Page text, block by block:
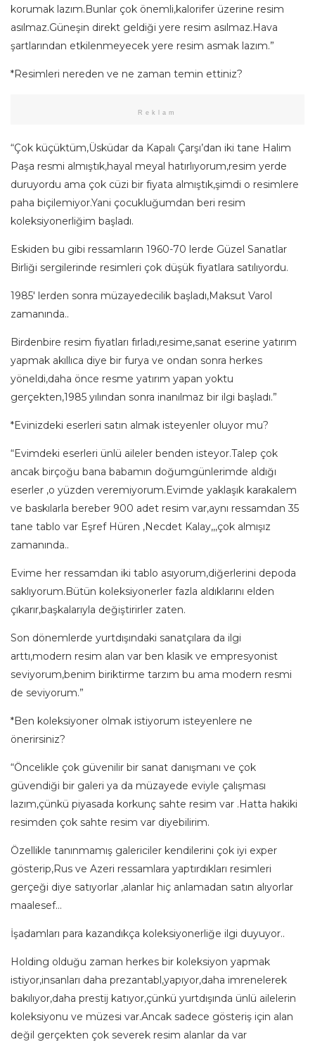
korumak lazım.Bunlar çok önemli,kalorifer üzerine resim
asılmaz.Güneşin direkt geldiği yere resim asılmaz.Hava
şartlarından etkilenmeyecek yere resim asmak lazım.”
*Resimleri nereden ve ne zaman temin ettiniz?
Reklam
“Çok küçüktüm,Üsküdar da Kapalı Çarşı’dan iki tane Halim
Paşa resmi almıştık,hayal meyal hatırlıyorum,resim yerde
duruyordu ama çok cüzi bir fiyata almıştık,şimdi o resimlere
paha biçilemiyor.Yani çocukluğumdan beri resim
koleksiyonerliğim başladı.
Eskiden bu gibi ressamların 1960-70 lerde Güzel Sanatlar
Birliği sergilerinde resimleri çok düşük fiyatlara satılıyordu.
1985′ lerden sonra müzayedecilik başladı,Maksut Varol
zamanında..
Birdenbire resim fiyatları fırladı,resime,sanat eserine yatırım
yapmak akıllıca diye bir furya ve ondan sonra herkes
yöneldi,daha önce resme yatırım yapan yoktu
gerçekten,1985 yılından sonra inanılmaz bir ilgi başladı.”
*Evinizdeki eserleri satın almak isteyenler oluyor mu?
“Evimdeki eserleri ünlü aileler benden isteyor.Talep çok
ancak birçoğu bana babamın doğumgünlerimde aldığı
eserler ,o yüzden veremiyorum.Evimde yaklaşık karakalem
ve baskılarla bereber 900 adet resim var,aynı ressamdan 35
tane tablo var Eşref Hüren ,Necdet Kalay,,,çok almışız
zamanında..
Evime her ressamdan iki tablo asıyorum,diğerlerini depoda
saklıyorum.Bütün koleksiyonerler fazla aldıklarını elden
çıkarır,başkalarıyla değiştirirler zaten.
Son dönemlerde yurtdışındaki sanatçılara da ilgi
arttı,modern resim alan var ben klasik ve empresyonist
seviyorum,benim biriktirme tarzım bu ama modern resmi
de seviyorum.”
*Ben koleksiyoner olmak istiyorum isteyenlere ne
önerirsiniz?
“Öncelikle çok güvenilir bir sanat danışmanı ve çok
güvendiği bir galeri ya da müzayede eviyle çalışması
lazım,çünkü piyasada korkunç sahte resim var .Hatta hakiki
resimden çok sahte resim var diyebilirim.
Özellikle tanınmamış galericiler kendilerini çok iyi exper
gösterip,Rus ve Azeri ressamlara yaptırdıkları resimleri
gerçeği diye satıyorlar ,alanlar hiç anlamadan satın alıyorlar
maalesef…
İşadamları para kazandıkça koleksiyonerliğe ilgi duyuyor..
Holding olduğu zaman herkes bir koleksiyon yapmak
istiyor,insanları daha prezantabl,yapıyor,daha imrenelerek
bakılıyor,daha prestij katıyor,çünkü yurtdışında ünlü ailelerin
koleksiyonu ve müzesi var.Ancak sadece gösteriş için alan
değil gerçekten çok severek resim alanlar da var